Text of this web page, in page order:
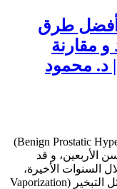
أفضل طرق
و مقارنة
شاملة مع نسب النجاح 2026 | د. محمود
يُعد تضخم البروستاتا الحميد (Benign Prostatic Hyperplasia – BPH)
الأربعين، و قد
السنوات الأخيرة،
مما جعل المريض يحتار بين أكثر من خيار مثل التبخير (Vaporization